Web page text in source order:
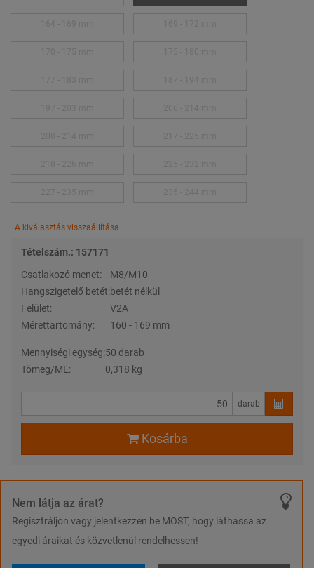
A kiválasztás visszaállítása
Tételszám.: 157171
Csatlakozó menet:
M8/M10
Hangszigetelő betét:betét nélkül
Felület:
V2A
Mérettartomány:
160 - 169 mm
Mennyiségi egység:50 darab
Tömeg/ME:
0,318 kg
darab
Kosárba
Nem látja az árat?
Regisztráljon vagy jelentkezzen be MOST, hogy láthassa az
egyedi áraikat és közvetlenül rendelhessen!